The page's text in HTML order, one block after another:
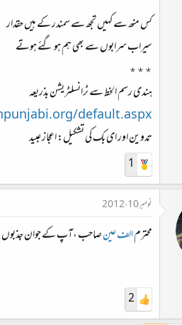
کس منھ سے کہیں تجھ سے سمندر کے ہیں حقدار
سیراب سرابوں سے بھی ہم ہو گئے ہوتے
٭٭٭
ہندی رسم الخط سے ٹرانسلٹریشن بذریعہ
default.aspx
تدوین اور ای بک کی تشکیل: اعجاز عبید
1
نومبر 10، 2012
محترمالف عینصاحب ،آپ کے جوان جذبوں ،
2